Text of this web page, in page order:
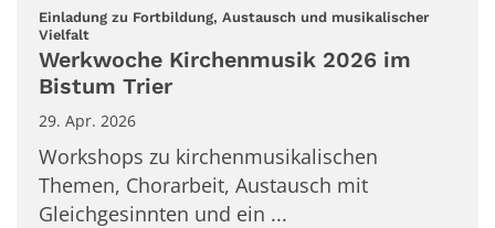
Einladung zu Fortbildung, Austausch und musikalischer
Vielfalt:
Werkwoche Kirchenmusik 2026 im
Bistum Trier
29. Apr. 2026
Workshops zu kirchenmusikalischen
Themen, Chorarbeit, Austausch mit
Gleichgesinnten und ein ...